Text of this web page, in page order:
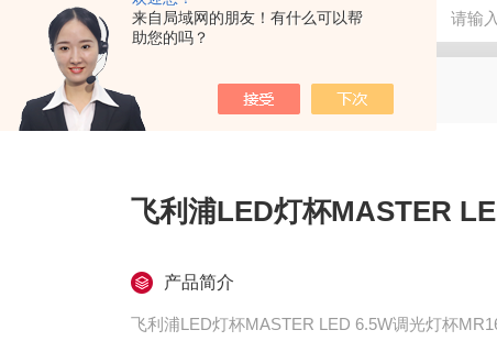
来自局域网的朋友！有什么可以帮
助您的吗？
欧司朗LED天棚灯 飞利浦工矿灯 消防应急雷士双头应急灯
飞利浦LED灯杯MASTER
产品简介
飞利浦LED灯杯MASTER LED 6.5W调光灯杯